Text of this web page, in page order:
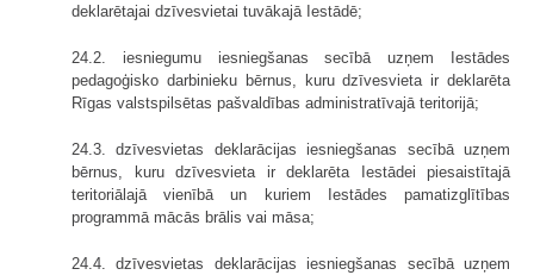
deklarētajai dzīvesvietai tuvākajā Iestādē;
24.2. iesniegumu iesniegšanas secībā uzņem Iestādes
pedagoģisko darbinieku bērnus, kuru dzīvesvieta ir deklarēta
Rīgas valstspilsētas pašvaldības administratīvajā teritorijā;
24.3. dzīvesvietas deklarācijas iesniegšanas secībā uzņem
bērnus, kuru dzīvesvieta ir deklarēta Iestādei piesaistītajā
teritoriālajā vienībā un kuriem Iestādes pamatizglītības
programmā mācās brālis vai māsa;
24.4. dzīvesvietas deklarācijas iesniegšanas secībā uzņem